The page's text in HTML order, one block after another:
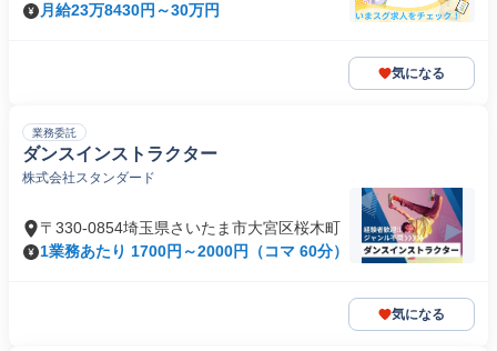
月給23万8430円～30万円
気になる
業務委託
ダンスインストラクター
株式会社スタンダード
〒330-0854埼玉県さいたま市大宮区桜木町
1業務あたり 1700円～2000円（コマ 60分）
気になる